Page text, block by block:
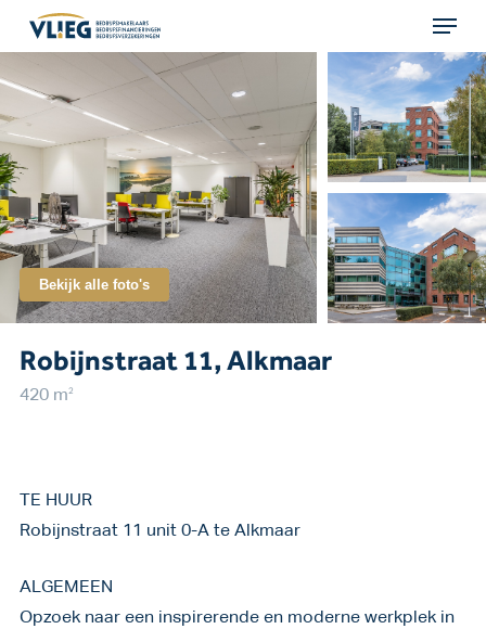
main
content
Menu
Bekijk alle foto's
Robijnstraat 11, Alkmaar
420 m2
TE HUUR
Robijnstraat 11 unit 0-A te Alkmaar
ALGEMEEN
Opzoek naar een inspirerende en moderne werkplek in